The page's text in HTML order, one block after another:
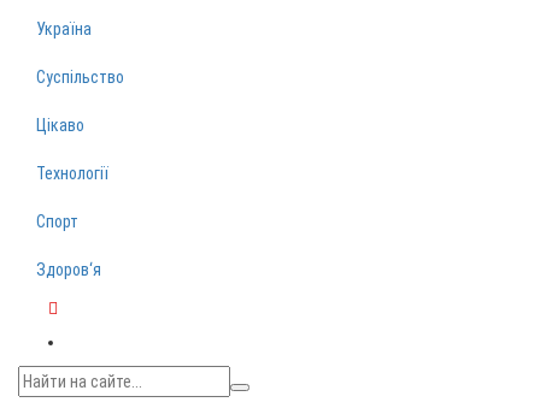
Україна
Суспільство
Цікаво
Технології
Спорт
Здоров‘я